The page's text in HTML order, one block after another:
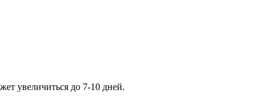
увеличиться до 7-10 дней.